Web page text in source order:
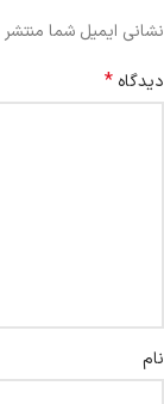
نشانی ایمیل شما
دیدگاه *
نام